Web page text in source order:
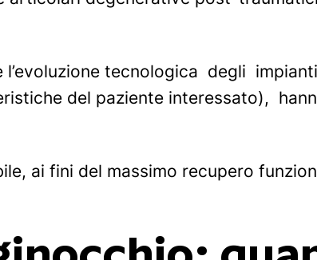
l’evoluzione tecnologica degli
del paziente interessato),
ai fini del massimo recupero